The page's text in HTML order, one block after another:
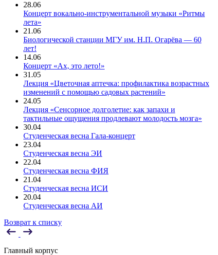
28.06
Концерт вокально-инструментальной музыки «Ритмы
лета»
21.06
Биологической станции МГУ им. Н.П. Огарёва — 60
лет!
14.06
Концерт «Ах, это лето!»
31.05
Лекция «Цветочная аптечка: профилактика возрастных
изменений с помощью садовых растений»
24.05
Лекция «Сенсорное долголетие: как запахи и
тактильные ощущения продлевают молодость мозга»
30.04
Студенческая весна Гала-концерт
23.04
Студенческая весна ЭИ
22.04
Студенческая весна ФИЯ
21.04
Студенческая весна ИСИ
20.04
Студенческая весна АИ
Возврат к списку
Главный корпус